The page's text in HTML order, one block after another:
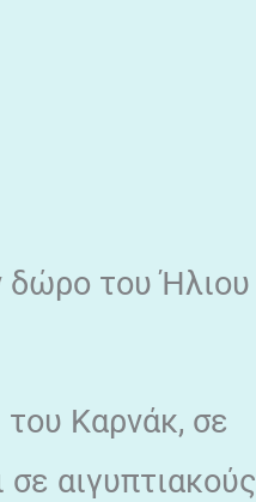
δώρο του Ήλιου
Καρνάκ, σε
αιγυπτιακούς